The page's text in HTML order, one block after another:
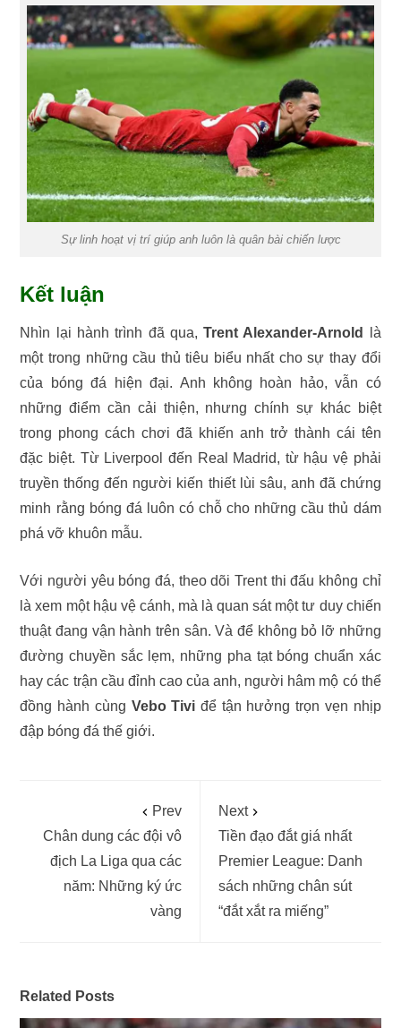
Sự linh hoạt vị trí giúp anh luôn là quân bài chiến lược
Kết luận
Nhìn lại hành trình đã qua,Trent Alexander-Arnold
là
một trong những cầu thủ tiêu biểu nhất cho sự thay đổi
của bóng đá hiện đại. Anh không hoàn hảo, vẫn có
những điểm cần cải thiện, nhưng chính sự khác biệt
trong phong cách chơi đã khiến anh trở thành cái tên
đặc biệt. Từ Liverpool đến Real Madrid, từ hậu vệ phải
truyền thống đến người kiến thiết lùi sâu, anh đã chứng
minh rằng bóng đá luôn có chỗ cho những cầu thủ dám
phá vỡ khuôn mẫu.
Với người yêu bóng đá, theo dõi Trent thi đấu không chỉ
là xem một hậu vệ cánh, mà là quan sát một tư duy chiến
thuật đang vận hành trên sân. Và để không bỏ lỡ những
đường chuyền sắc lẹm, những pha tạt bóng chuẩn xác
hay các trận cầu đỉnh cao của anh, người hâm mộ có thể
đồng hành cùng Vebo Tivi để tận hưởng trọn vẹn nhịp
đập bóng đá thế giới.
Prev
Chân dung các đội vô
địch La Liga qua các
năm: Những ký ức
vàng
Next
Tiền đạo đắt giá nhất
Premier League: Danh
sách những chân sút
“đắt xắt ra miếng”
Related Posts